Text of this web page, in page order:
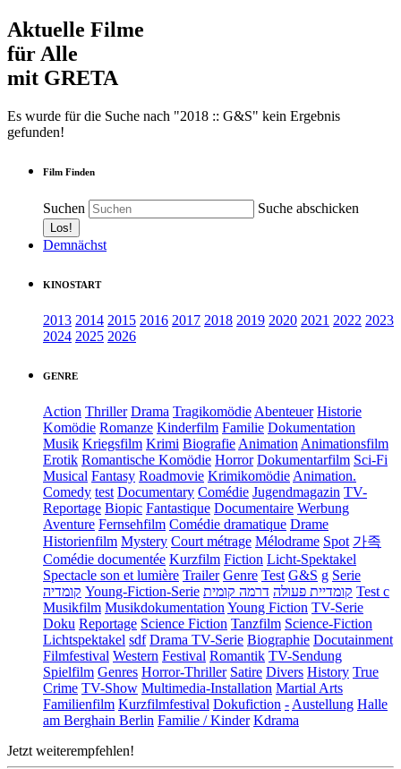
Aktuelle Filme
für Alle
mit GRETA
Es wurde für die Suche nach "2018 :: G&S" kein Ergebnis
gefunden!
Film Finden
Suchen Suche abschicken
Demnächst
KINOSTART
2013 2014 2015 2016 2017 2018 2019 2020 2021 2022 2023
2024 2025 2026
GENRE
Action Thriller Drama Tragikomödie Abenteuer Historie
Komödie Romanze Kinderfilm Familie Dokumentation
Musik Kriegsfilm Krimi Biografie Animation Animationsfilm
Erotik Romantische Komödie Horror Dokumentarfilm Sci-Fi
Musical Fantasy Roadmovie Krimikomödie Animation.
Comedy test Documentary Comédie Jugendmagazin TV-
Reportage Biopic Fantastique Documentaire Werbung
Aventure Fernsehfilm Comédie dramatique Drame
Historienfilm Mystery Court métrage Mélodrame Spot 가족
Comédie documentée Kurzfilm Fiction Licht-Spektakel
Spectacle son et lumière Trailer Genre Test G&S g Serie
קומדיה Young-Fiction-Serie קומדיית פעולה דרמה קומית
Test c
Musikfilm Musikdokumentation Young Fiction TV-Serie
Doku Reportage Science Fiction Tanzfilm Science-Fiction
Lichtspektakel sdf Drama TV-Serie Biographie Docutainment
Filmfestival Western Festival Romantik TV-Sendung
Spielfilm Genres Horror-Thriller Satire Divers History True
Crime TV-Show Multimedia-Installation Martial Arts
Familienfilm Kurzfilmfestival Dokufiction - Austellung Halle
am Berghain Berlin Familie / Kinder Kdrama
Jetzt weiterempfehlen!